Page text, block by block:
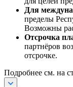
Для
пределы
Возможны
Отсрочка
партнёров
отсрочке.
Подробнее см. на